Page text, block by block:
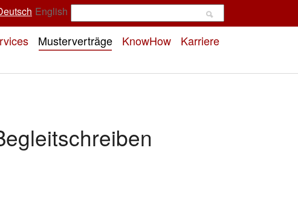
English
Musterverträge KnowHow Karriere